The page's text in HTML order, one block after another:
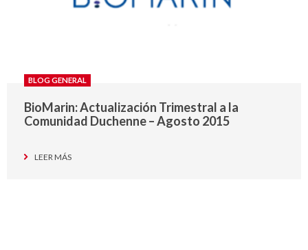
BLOG GENERAL
BioMarin: Actualización Trimestral a la
Comunidad Duchenne – Agosto 2015
LEER MÁS